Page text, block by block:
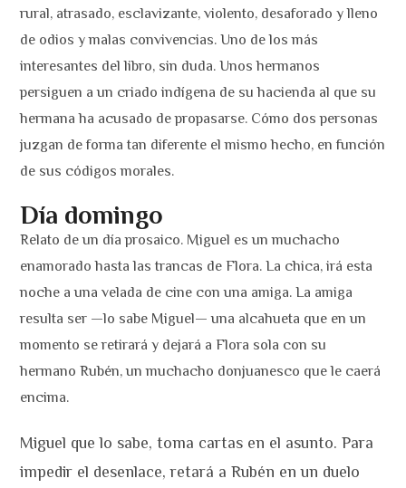
rural, atrasado, esclavizante, violento, desaforado y lleno
de odios y malas convivencias. Uno de los más
interesantes del libro, sin duda. Unos hermanos
persiguen a un criado indígena de su hacienda al que su
hermana ha acusado de propasarse. Cómo dos personas
juzgan de forma tan diferente el mismo hecho, en función
de sus códigos morales.
Día domingo
Relato de un día prosaico. Miguel es un muchacho
enamorado hasta las trancas de Flora. La chica, irá esta
noche a una velada de cine con una amiga. La amiga
resulta ser —lo sabe Miguel— una alcahueta que en un
momento se retirará y dejará a Flora sola con su
hermano Rubén, un muchacho donjuanesco que le caerá
encima.
Miguel que lo sabe, toma cartas en el asunto. Para
impedir el desenlace, retará a Rubén en un duelo